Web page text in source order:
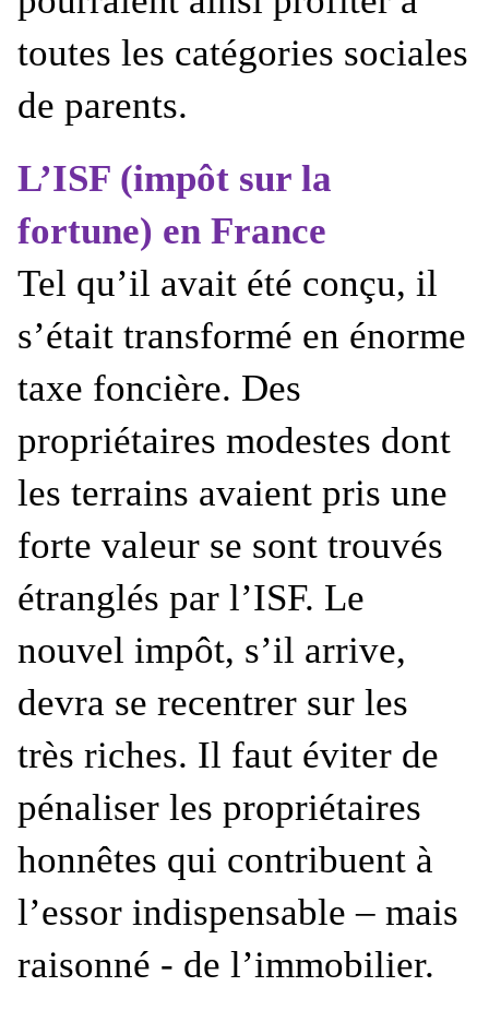
toutes les catégories sociales
de parents.
L’ISF (impôt sur la
fortune) en France
Tel qu’il avait été conçu, il
s’était transformé en énorme
taxe foncière. Des
propriétaires modestes dont
les terrains avaient pris une
forte valeur se sont trouvés
étranglés par l’ISF. Le
nouvel impôt, s’il arrive,
devra se recentrer sur les
très riches. Il faut éviter de
pénaliser les propriétaires
honnêtes qui contribuent à
l’essor indispensable – mais
raisonné - de l’immobilier.